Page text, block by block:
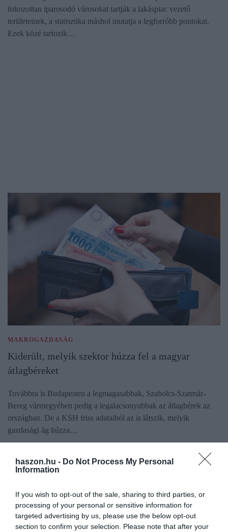
haszon.hu - Do Not Process My Personal
Information
If you wish to opt-out of the sale, sharing to third parties, or
processing of your personal or sensitive information for
targeted advertising by us, please use the below opt-out
section to confirm your selection. Please note that after your
fokozottan iparosodó városokat tartják a lakáspiac vezető
területeinek, a statisztika máshol mutatja a legforróbb pontokat.
Ezek közé tartozik…
MAKROGAZDASÁG
Kiderült, melyik szektor húzza fel a magyar
átlagbéreket
Továbbra is Budapesten a legmagasabbak, Szabolcs-Szatmár-
Bereg vármegyében pedig a legalacsonyabbak az átlagbérek az
országban. De a KSH friss adataiból az is látszik, melyik
gazdasági ág húzza…